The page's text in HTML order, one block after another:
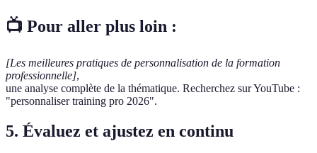
📺 Pour aller plus loin :
[Les meilleures pratiques de personnalisation de la formation
professionnelle],
une analyse complète de la thématique. Recherchez sur YouTube :
"personnaliser training pro 2026".
5. Évaluez et ajustez en continu